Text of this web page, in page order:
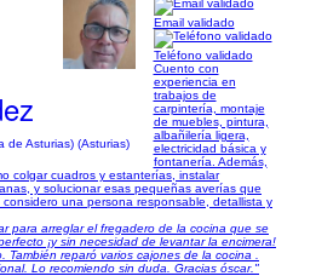
de Asturias) (Asturias)
Email validado
Teléfono validado
Cuento con
experiencia en
trabajos de
carpintería, montaje
de muebles, pintura,
albañilería ligera,
electricidad básica y
fontanería. Además,
colgar cuadros y estanterías, instalar
y solucionar esas pequeñas averías que
una persona responsable, detallista y
para arreglar el fregadero de la cocina que se
¡y sin necesidad de levantar la encimera!
reparó varios cajones de la cocina .
Lo recomiendo sin duda. Gracias óscar."